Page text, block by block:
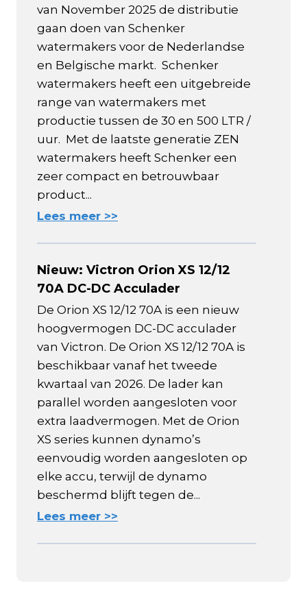
van November 2025 de distributie
gaan doen van Schenker
watermakers voor de Nederlandse
en Belgische markt. Schenker
watermakers heeft een uitgebreide
range van watermakers met
productie tussen de 30 en 500 LTR /
uur. Met de laatste generatie ZEN
watermakers heeft Schenker een
zeer compact en betrouwbaar
product...
Lees meer >>
Nieuw: Victron Orion XS 12/12
70A DC-DC Acculader
De Orion XS 12/12 70A is een nieuw
hoogvermogen DC-DC acculader
van Victron. De Orion XS 12/12 70A is
beschikbaar vanaf het tweede
kwartaal van 2026. De lader kan
parallel worden aangesloten voor
extra laadvermogen. Met de Orion
XS series kunnen dynamo’s
eenvoudig worden aangesloten op
elke accu, terwijl de dynamo
beschermd blijft tegen de...
Lees meer >>